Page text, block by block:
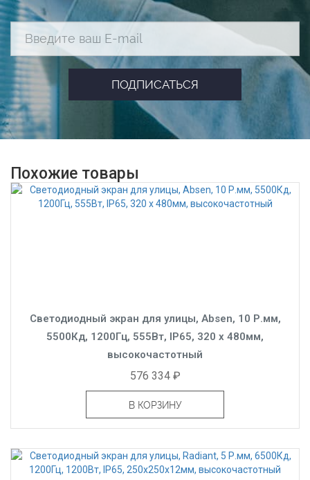
Похожие товары
Светодиодный экран для улицы, Absen, 10 Р.мм,
5500Кд, 1200Гц, 555Вт, IP65, 320 x 480мм,
высокочастотный
576 334 ₽
В КОРЗИНУ